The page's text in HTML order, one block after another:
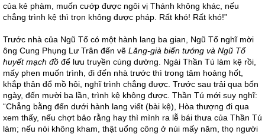
của kẻ phàm, muốn cướp được ngôi vị Thánh không khác, nếu
chẳng trình kệ thì trọn không được pháp. Rất khó! Rất khó!”
Trước nhà của Ngũ Tổ có một hành lang ba gian, Ngũ Tổ nghĩ mời
ông Cung Phụng Lư Trân đến vẽ Lăng-già biến tướng và Ngũ Tổ
huyết mạch đồ để lưu truyền cúng dường. Ngài Thần Tú làm kệ rồi,
mấy phen muốn trình, đi đến nhà trước thì trong tâm hoảng hốt,
khắp thân đổ mồ hôi, nghĩ trình chẳng được. Trước sau trải qua bốn
ngày, đến mười ba lần, trình kệ không được. Thần Tú mới suy nghĩ:
“Chẳng bằng đến dưới hành lang viết (bài kệ), Hòa thượng đi qua
xem thấy, nếu chợt bảo rằng hay thì mình ra lễ bái thưa của Thần Tú
làm; nếu nói không kham, thật uổng công ở núi mấy năm, thọ người